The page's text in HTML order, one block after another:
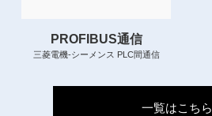
PROFIBUS通信
三菱電機-シーメンス PLC間通信
一覧はこちら